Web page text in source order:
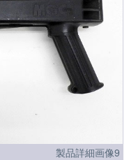
製品詳細画像9